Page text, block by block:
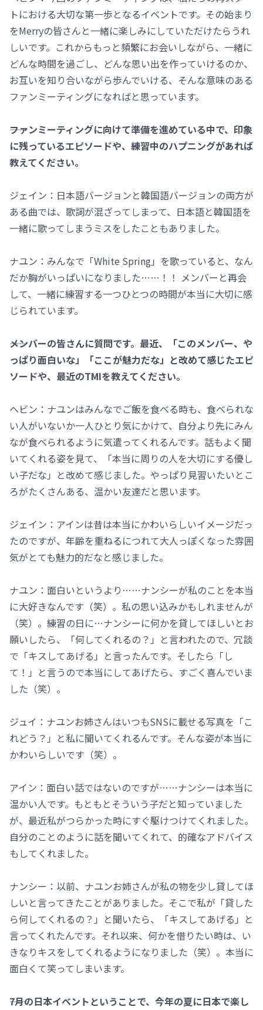
トにおける大切な第一歩となるイベントです。その始まり
をMerryの皆さんと一緒に楽しみにしていただけたらうれ
しいです。これからもっと頻繁にお会いしながら、一緒に
どんな時間を過ごし、どんな思い出を作っていけるのか、
お互いを知り合いながら歩んでいける、そんな意味のある
ファンミーティングになればと思っています。
――ファンミーティングに向けて準備を進めている中で、印象
に残っているエピソードや、練習中のハプニングがあれば
教えてください。
ジェイン：日本語バージョンと韓国語バージョンの両方が
ある曲では、歌詞が混ざってしまって、日本語と韓国語を
一緒に歌ってしまうミスをしたこともありました。
ナユン：みんなで「White Spring」を歌っていると、なん
だか胸がいっぱいになりました……！！ メンバーと再会
して、一緒に練習する一つひとつの時間が本当に大切に感
じられています。
――メンバーの皆さんに質問です。最近、「このメンバー、や
っぱり面白いな」「ここが魅力だな」と改めて感じたエピ
ソードや、最近のTMIを教えてください。
ヘビン：ナユンはみんなでご飯を食べる時も、食べられな
い人がいないか一人ひとり気にかけて、自分より先にみん
なが食べられるように気遣ってくれるんです。話もよく聞
いてくれる姿を見て、「本当に周りの人を大切にする優し
い子だな」と改めて感じました。やっぱり見習いたいとこ
ろがたくさんある、温かい友達だと思います。
ジェイン：アインは昔は本当にかわいらしいイメージだっ
たのですが、年齢を重ねるにつれて大人っぽくなった雰囲
気がとても魅力的だなと感じました。
ナユン：面白いというより……ナンシーが私のことを本当
に大好きなんです（笑）。私の思い込みかもしれませんが
（笑）。練習の日に…ナンシーに何かを貸してほしいとお
願いしたら、「何してくれるの？」と言われたので、冗談
で「キスしてあげる」と言ったんです。そしたら「し
て！」と言うので本当にしてあげたら、すごく喜んでいま
した（笑）。
ジュイ：ナユンお姉さんはいつもSNSに載せる写真を「こ
れどう？」と私に聞いてくれるんです。そんな姿が本当に
かわいらしいです（笑）。
アイン：面白い話ではないのですが……ナンシーは本当に
温かい人です。もともとそういう子だと知っていました
が、最近私がつらかった時にすぐ駆けつけてくれました。
自分のことのように話を聞いてくれて、的確なアドバイス
もしてくれました。
ナンシー：以前、ナユンお姉さんが私の物を少し貸してほ
しいと言ってきたことがありました。そこで私が「貸した
ら何してくれるの？」と聞いたら、「キスしてあげる」と
言ってくれたんです。それ以来、何かを借りたい時は、い
きなりキスをしてくれるようになりました（笑）。本当に
面白くて笑ってしまいます。
――7月の日本イベントということで、今年の夏に日本で楽し